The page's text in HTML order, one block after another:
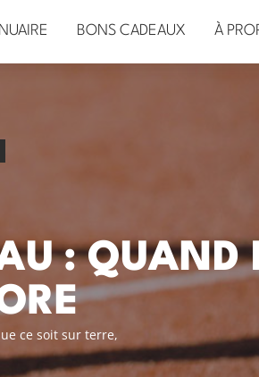
BONS CADEAUX À
: QUAND
ce soit sur terre,